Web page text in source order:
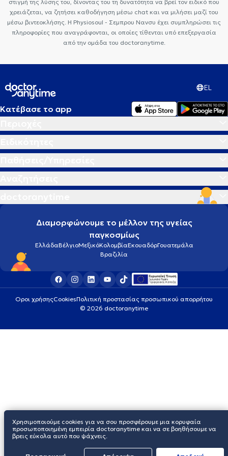
στιγμή της λύσης του, δίνοντας του τη δυνατότητα να βρεί τον ειδικό που
χρειάζεται, να ζητήσει καθοδήγηση μέσω chat και να μιλήσει μαζί του
μέσω βιντεοκλήσης. Η Physiosoul - Σεμπρου Νανσυ έχει συμπληρώσει τις
πληροφορίες που αναγράφονται, οι οποίες τίθενται υπό επεξεργασία
από την ομάδα του doctoranytime.
EL
Κατέβασε το app
Διαμορφώνουμε το μέλλον της υγείας
παγκοσμίως
ΕλλάδαΒέλγιοΜεξικόΚολομβίαΕκουαδόρΓουατεμάλα
Βραζιλία
Οροι χρήσηςCookiesΠολιτική προστασίας προσωπικού απορρήτου
© 2026 doctoranytime
Χρησιμοποιούμε cookies για να σου προσφέρουμε μια κορυφαία
προσωποποιημένη εμπειρία doctoranytime και να σε βοηθήσουμε να
βρεις εύκολα αυτό που ψάχνεις.